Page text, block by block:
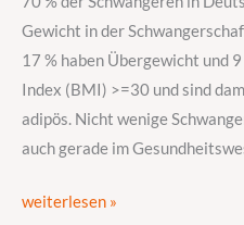
Gewicht in der
17 % haben Übergewicht und
Index (BMI) >=30 und sind
adipös. Nicht wenige
auch gerade im
das
können
Sie
tun
weiterlesen »